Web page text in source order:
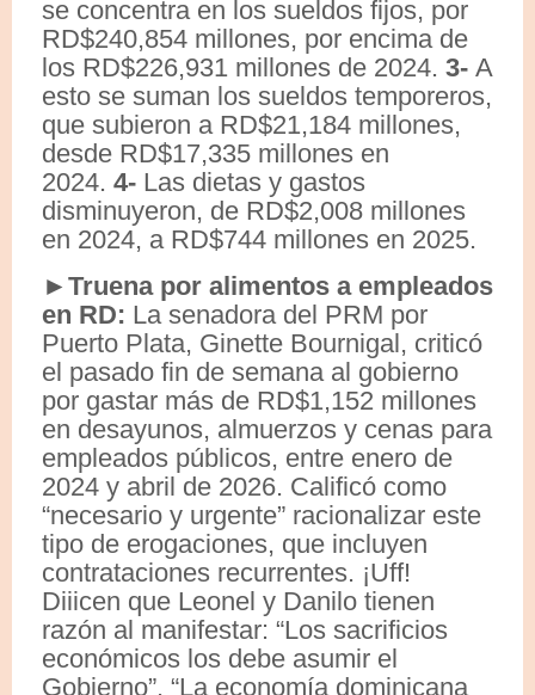
se concentra en los sueldos fijos, por
RD$240,854 millones, por encima de
los RD$226,931 millones de 2024. 3- A
esto se suman los sueldos temporeros,
que subieron a RD$21,184 millones,
desde RD$17,335 millones en
2024. 4- Las dietas y gastos
disminuyeron, de RD$2,008 millones
en 2024, a RD$744 millones en 2025.
►Truena por alimentos a empleados
en RD: La senadora del PRM por
Puerto Plata, Ginette Bournigal, criticó
el pasado fin de semana al gobierno
por gastar más de RD$1,152 millones
en desayunos, almuerzos y cenas para
empleados públicos, entre enero de
2024 y abril de 2026. Calificó como
“necesario y urgente” racionalizar este
tipo de erogaciones, que incluyen
contrataciones recurrentes. ¡Uff!
Diiicen que Leonel y Danilo tienen
razón al manifestar: “Los sacrificios
económicos los debe asumir el
Gobierno”. “La economía dominicana